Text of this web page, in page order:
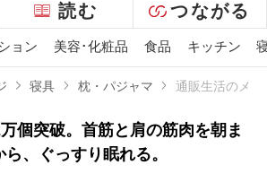
読む つながる
ョン 美容･化粧品 食品 キッチン
寝具 枕・パジャマ 通販生活のメデ
個突破。首筋と肩の筋肉を朝ま
、ぐっすり眠れる。